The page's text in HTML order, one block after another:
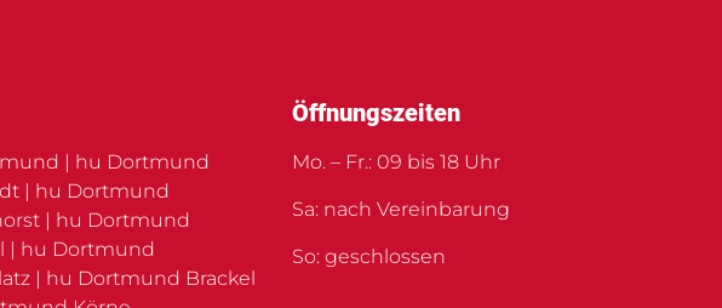
| hu Dortmund
| hu Dortmund
| hu Dortmund
| hu Dortmund
| hu Dortmund Brackel
Öffnungszeiten
Mo. – Fr.: 09 bis 18 Uhr
Sa: nach Vereinbarung
So: geschlossen